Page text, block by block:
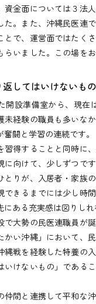
資金面については３法
た。また、沖縄民医連
とで、運営面ではたく
らいました。この場を
返してはいけないもの
開設準備室から、現在
未経験の職員も多いな
闘と学習の連続です。
得することと同時に
に向けて、少しずつで
りが、入居者・家族の
できるまでには少し時
にある充実感は図りしれ
大勢の民医連職員が
かい沖縄」において、
縄戦を経験した特養の
いけないもの」である
間と連携して平和な